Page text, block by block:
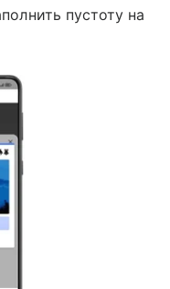
пустоту на